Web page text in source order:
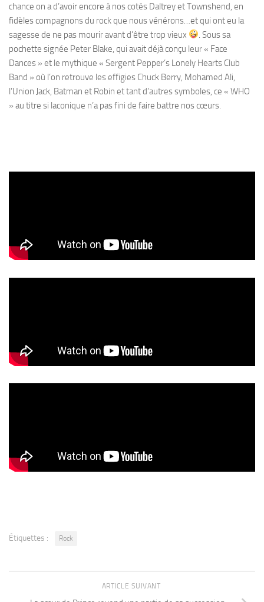
chance on a d’avoir encore à nos cotés Daltrey et Townshend, en
fidèles compagnons du rock que nous vénérons…et qui ont eu la
sagesse de ne pas mourir avant d’être trop vieux
. Sous sa
pochette signée Peter Blake, qui avait déjà conçu leur « Face
Dances » et le mythique « Sergent Pepper’s Lonely Hearts Club
Band » où l’on retrouve les effigies Chuck Berry, Mohamed Ali,
l’Union Jack, Batman et Robin et tant d’autres symboles, ce « WHO
» au titre si laconique n’a pas fini de faire battre nos cœurs.
Étiquettes : Rock
ARTICLE SUIVANT